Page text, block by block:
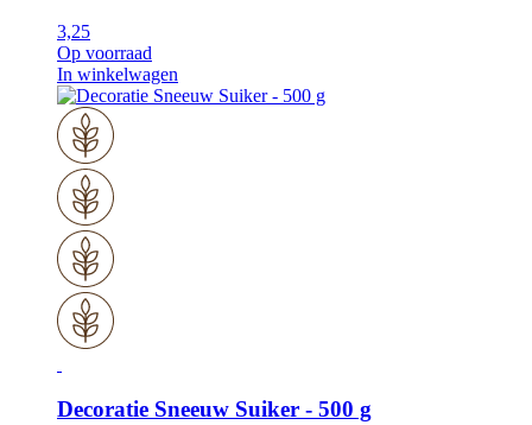
3,25
Op voorraad
In winkelwagen
Decoratie Sneeuw Suiker - 500 g